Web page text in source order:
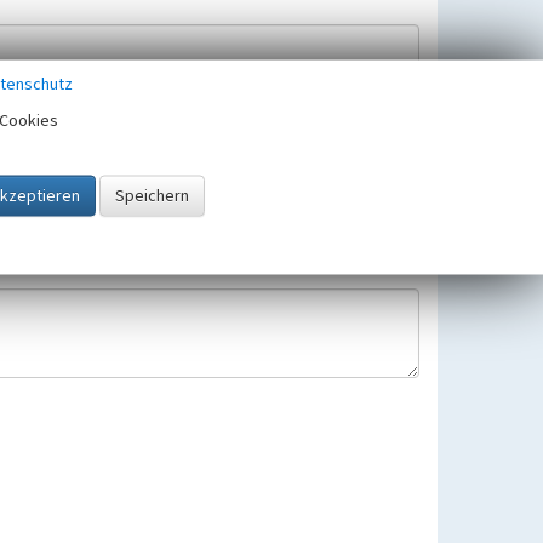
gespeichert und verwendet.
gültigen Europäischen